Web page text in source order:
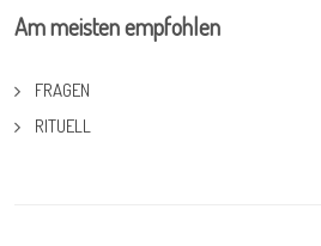
Am meisten empfohlen
FRAGEN
RITUELL